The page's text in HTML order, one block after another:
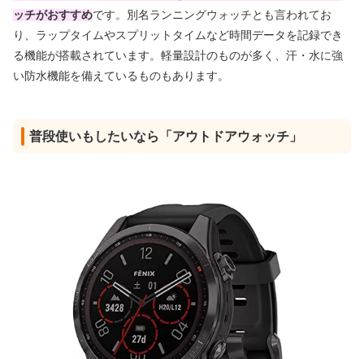
ッチがおすすめです。別名ランニングウォッチとも言われてお
り、ラップタイムやスプリットタイムなど時間データを記録でき
る機能が搭載されています。軽量設計のものが多く、汗・水に強
い防水機能を備えているものもあります。
普段使いもしたいなら「アウトドアウォッチ」